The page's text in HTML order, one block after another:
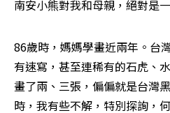
南安小熊對我和母親，絕對是
86歲時，媽媽學畫近兩年。台
有速寫，甚至連稀有的石虎、
畫了兩、三張，偏偏就是台灣
時，我有些不解，特別探詢，